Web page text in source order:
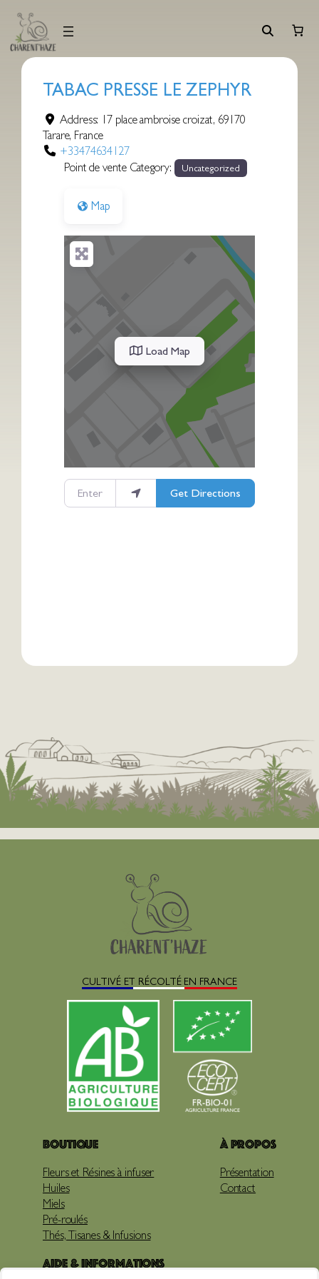
contenu
TABAC PRESSE LE ZEPHYR
Address: 17 place ambroise croizat, 69170
Tarare, France
+33474634127
Point de vente Category:
Uncategorized
Map
Load Map
Enter your location
Get Directions
CULTIVÉ ET RÉCOLTÉ EN FRANCE
Boutique
Fleurs et Résines à infuser
Huiles
Miels
Pré-roulés
Thés, Tisanes & Infusions
À propos
Présentation
Contact
Aide & Informations